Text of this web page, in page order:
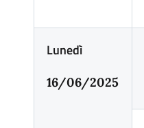
Lunedì
16/06/2025